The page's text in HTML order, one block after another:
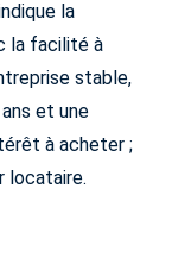
la
la facilité à
stable,
et une
à acheter ;
locataire.